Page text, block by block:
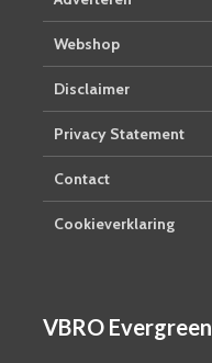
Webshop
Disclaimer
Privacy Statement
Contact
Cookieverklaring
VBRO Evergreen